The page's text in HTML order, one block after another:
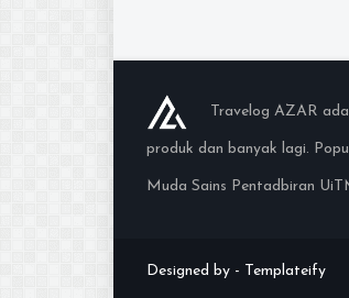
Travelog AZAR
produk dan banyak lagi.
Muda Sains Pentadbiran
Designed by - Templateify